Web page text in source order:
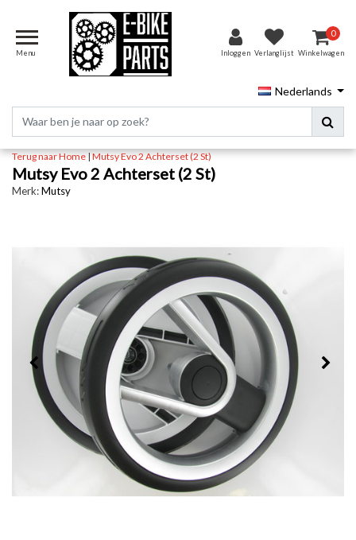
Menu Inloggen Verlanglijst
0
Winkelwagen
Nederlands
Terug naar Home|Mutsy Evo 2 Achterset (2 St)
Mutsy Evo 2 Achterset (2 St)
Merk:Mutsy